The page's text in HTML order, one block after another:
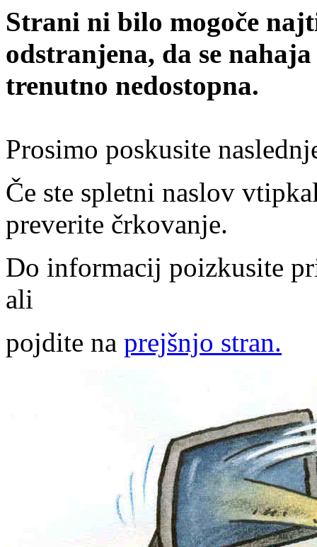
Strani ni bilo mogoče
odstranjena, da se
trenutno nedostopna.
Prosimo poskusite
Če ste spletni naslov
preverite črkovanje.
Do informacij poizkusite
ali
pojdite na prejšnjo stran.